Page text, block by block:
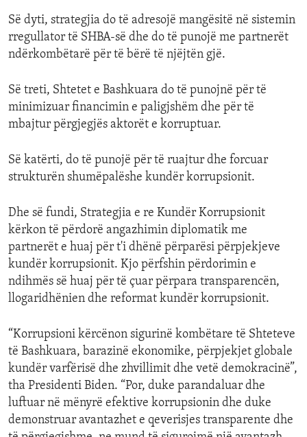
Së dyti, strategjia do të adresojë mangësitë në sistemin
rregullator të SHBA-së dhe do të punojë me partnerët
ndërkombëtarë për të bërë të njëjtën gjë.
Së treti, Shtetet e Bashkuara do të punojnë për të
minimizuar financimin e paligjshëm dhe për të
mbajtur përgjegjës aktorët e korruptuar.
Së katërti, do të punojë për të ruajtur dhe forcuar
strukturën shumëpalëshe kundër korrupsionit.
Dhe së fundi, Strategjia e re Kundër Korrupsionit
kërkon të përdorë angazhimin diplomatik me
partnerët e huaj për t'i dhënë përparësi përpjekjeve
kundër korrupsionit. Kjo përfshin përdorimin e
ndihmës së huaj për të çuar përpara transparencën,
llogaridhënien dhe reformat kundër korrupsionit.
“Korrupsioni kërcënon sigurinë kombëtare të Shteteve
të Bashkuara, barazinë ekonomike, përpjekjet globale
kundër varfërisë dhe zhvillimit dhe vetë demokracinë”,
tha Presidenti Biden. “Por, duke parandaluar dhe
luftuar në mënyrë efektive korrupsionin dhe duke
demonstruar avantazhet e qeverisjes transparente dhe